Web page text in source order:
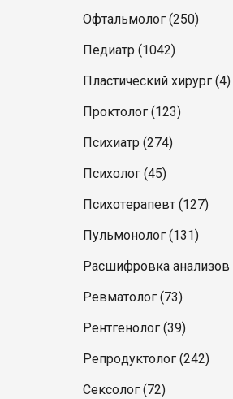
Офтальмолог (250)
Педиатр (1042)
Пластический хирург (4)
Проктолог (123)
Психиатр (274)
Психолог (45)
Психотерапевт (127)
Пульмонолог (131)
Расшифровка анализов
Ревматолог (73)
Рентгенолог (39)
Репродуктолог (242)
Сексолог (72)